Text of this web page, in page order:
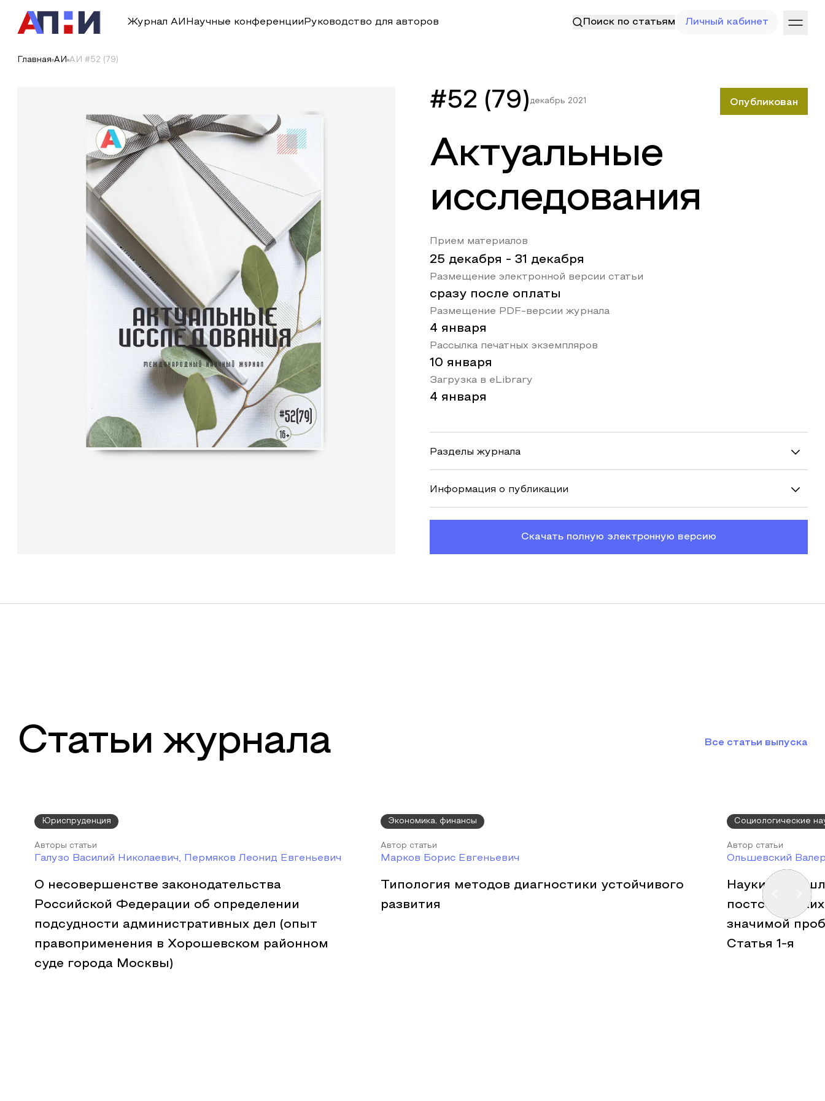
Журнал АИ Научные конференции Руководство для авторов Поиск по статьям Личный кабинет
Главная АИ АИ #52 (79)
#52 (79) декабрь 2021 Опубликован
Актуальные
исследования
Прием материалов
25 декабря - 31 декабря
Размещение электронной версии статьи
сразу после оплаты
Размещение PDF-версии журнала
4 января
Рассылка печатных экземпляров
10 января
Загрузка в eLibrary
4 января
Разделы журнала
Информация о публикации
Скачать полную электронную версию
Статьи журнала Все статьи выпуска
Юриспруденция
Авторы статьи
Галузо Василий Николаевич, Пермяков Леонид Евгеньевич
О несовершенстве законодательства
Российской Федерации об определении
подсудности административных дел (опыт
правоприменения в Хорошевском районном
суде города Москвы)
Экономика, финансы
Автор статьи
Марков Борис Евгеньевич
Типология методов диагностики устойчивого
развития
Социологические
Автор статьи
Ольшевский
Науки о
значимой
Статья 1-я